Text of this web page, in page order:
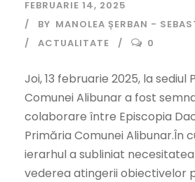
FEBRUARIE 14, 2025
BY MANOLEA ȘERBAN -
ACTUALITATE
0
Joi, 13 februarie 2025, la sediul
Comunei Alibunar a fost
colaborare între Episcopia
Primăria Comunei Alibunar.În
ierarhul a subliniat
vederea atingerii obiectivelor